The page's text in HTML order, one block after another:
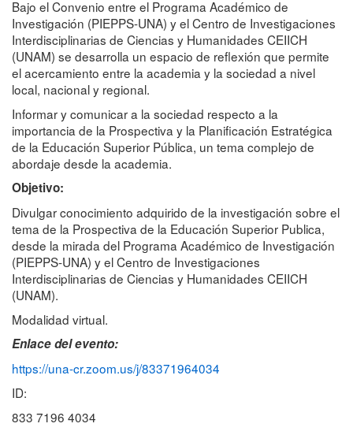
Bajo el Convenio entre el Programa Académico de
Investigación (PIEPPS-UNA) y el Centro de Investigaciones
Interdisciplinarias de Ciencias y Humanidades CEIICH
(UNAM) se desarrolla un espacio de reflexión que permite
el acercamiento entre la academia y la sociedad a nivel
local, nacional y regional.
Informar y comunicar a la sociedad respecto a la
importancia de la Prospectiva y la Planificación Estratégica
de la Educación Superior Pública, un tema complejo de
abordaje desde la academia.
Objetivo:
Divulgar conocimiento adquirido de la investigación sobre el
tema de la Prospectiva de la Educación Superior Publica,
desde la mirada del Programa Académico de Investigación
(PIEPPS-UNA) y el Centro de Investigaciones
Interdisciplinarias de Ciencias y Humanidades CEIICH
(UNAM).
Modalidad virtual.
Enlace del evento:
https://una-cr.zoom.us/j/83371964034
ID:
833 7196 4034